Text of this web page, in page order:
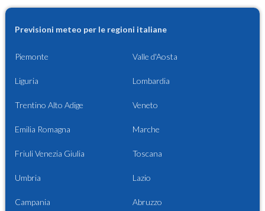
Previsioni meteo per le regioni italiane
Piemonte Valle d'Aosta
Liguria Lombardia
Trentino Alto Adige Veneto
Emilia Romagna Marche
Friuli Venezia Giulia Toscana
Umbria Lazio
Campania Abruzzo